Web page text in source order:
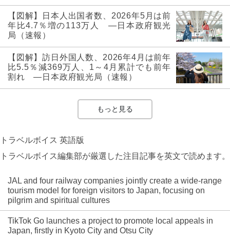
【図解】日本人出国者数、2026年5月は前
年比4.7％増の113万人 ―日本政府観光
局（速報）
【図解】訪日外国人数、2026年4月は前年
比5.5％減369万人、1～4月累計でも前年
割れ ―日本政府観光局（速報）
もっと見る
トラベルボイス 英語版
トラベルボイス編集部が厳選した注目記事を英文で読めます。
JAL and four railway companies jointly create a wide-range
tourism model for foreign visitors to Japan, focusing on
pilgrim and spiritual cultures
TikTok Go launches a project to promote local appeals in
Japan, firstly in Kyoto City and Otsu City